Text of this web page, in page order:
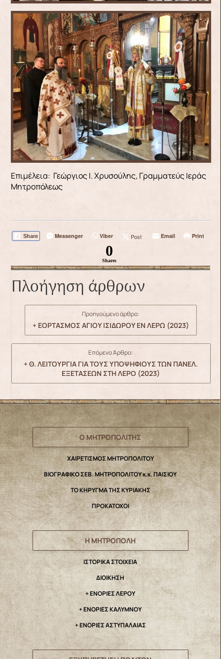
Επιμέλεια: Γεώργιος Ι. Χρυσούλης, Γραμματεύς Ιεράς
Μητροπόλεως
Share Messenger Viber Post Email Print
0
Shares
Πλοήγηση άρθρων
Προηγούμενο άρθρο:
+ ΕΟΡΤΑΣΜΟΣ ΑΓΙΟΥ ΙΣΙΔΩΡΟΥ ΕΝ ΛΕΡΩ (2023)
Επόμενο Άρθρο:
+ Θ. ΛΕΙΤΟΥΡΓΙΑ ΓΙΑ ΤΟΥΣ ΥΠΟΨΗΦΙΟΥΣ ΤΩΝ ΠΑΝΕΛ.
ΕΞΕΤΑΣΕΩΝ ΣΤΗ ΛΕΡΟ (2023)
Ο ΜΗΤΡΟΠΟΛΙΤΗΣ
ΧΑΙΡΕΤΙΣΜΟΣ ΜΗΤΡΟΠΟΛΙΤΟΥ
ΒΙΟΓΡΑΦΙΚΟ ΣΕΒ. ΜΗΤΡΟΠΟΛΙΤΟΥ κ.κ. ΠΑΙΣΙΟΥ
ΤΟ ΚΗΡΥΓΜΑ ΤΗΣ ΚΥΡΙΑΚΗΣ
ΠΡΟΚΑΤΟΧΟΙ
Η ΜΗΤΡΟΠΟΛΗ
IΣΤΟΡΙΚΑ ΣΤΟΙΧΕΙΑ
ΔΙΟΙΚΗΣΗ
+ ΕΝΟΡΙΕΣ ΛΕΡΟΥ
+ ΕΝΟΡΙΕΣ ΚΑΛΥΜΝΟΥ
+ ΕΝΟΡΙΕΣ ΑΣΤΥΠΑΛΑΙΑΣ